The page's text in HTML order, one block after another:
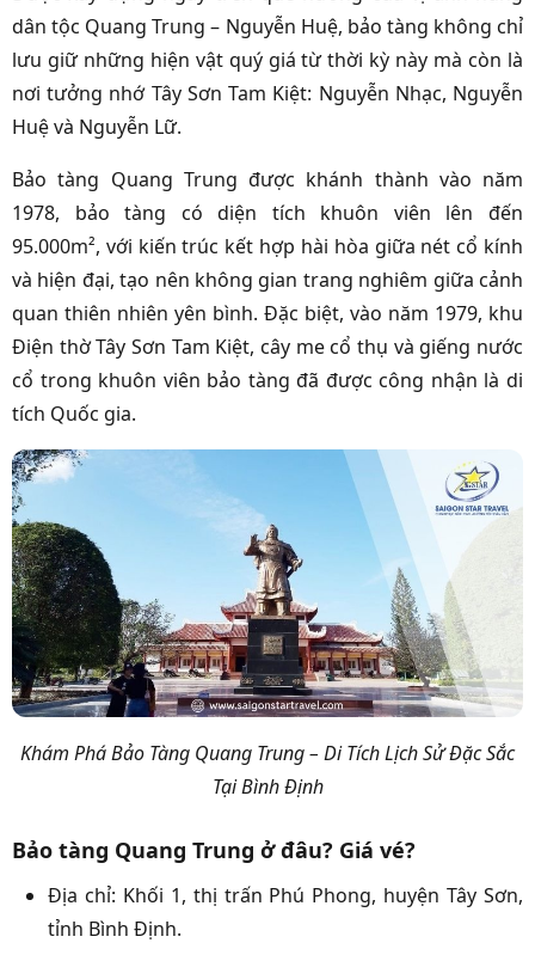
dân tộc Quang Trung – Nguyễn Huệ, bảo tàng không chỉ
lưu giữ những hiện vật quý giá từ thời kỳ này mà còn là
nơi tưởng nhớ Tây Sơn Tam Kiệt: Nguyễn Nhạc, Nguyễn
Huệ và Nguyễn Lữ.
Bảo tàng Quang Trung được khánh thành vào năm
1978, bảo tàng có diện tích khuôn viên lên đến
95.000m², với kiến trúc kết hợp hài hòa giữa nét cổ kính
và hiện đại, tạo nên không gian trang nghiêm giữa cảnh
quan thiên nhiên yên bình. Đặc biệt, vào năm 1979, khu
Điện thờ Tây Sơn Tam Kiệt, cây me cổ thụ và giếng nước
cổ trong khuôn viên bảo tàng đã được công nhận là di
tích Quốc gia.
Khám Phá Bảo Tàng Quang Trung – Di Tích Lịch Sử Đặc Sắc
Tại Bình Định
Bảo tàng Quang Trung ở đâu? Giá vé?
Địa chỉ: Khối 1, thị trấn Phú Phong, huyện Tây Sơn,
tỉnh Bình Định.